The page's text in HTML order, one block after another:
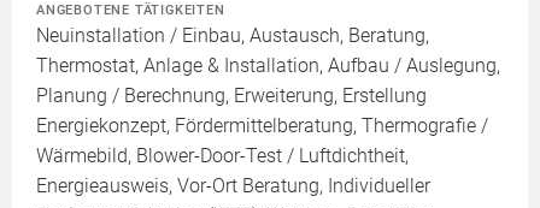
ANGEBOTENE TÄTIGKEITEN
Neuinstallation / Einbau, Austausch, Beratung,
Thermostat, Anlage & Installation, Aufbau / Auslegung,
Planung / Berechnung, Erweiterung, Erstellung
Energiekonzept, Fördermittelberatung, Thermografie /
Wärmebild, Blower-Door-Test / Luftdichtheit,
Energieausweis, Vor-Ort Beratung, Individueller